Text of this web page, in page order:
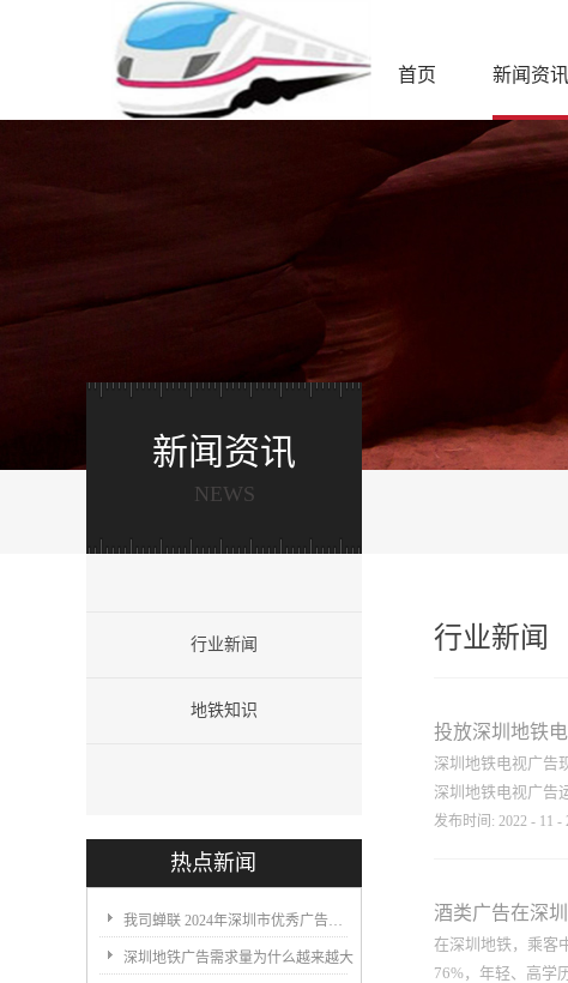
首页 新闻资讯
新闻资讯
NEWS
行业新闻
地铁知识
热点新闻
我司蝉联 2024年深圳市优秀广告企业奖
深圳地铁广告需求量为什么越来越大
行业新闻
投放深圳地铁
深圳地铁电视广告
深圳地铁电视广告
铁车厢内等位置2
术通过无线信号发
还是能保持稳定和
发布时间: 2022 - 11 -
酒类广告在深
在深圳地铁，乘客
76%，年轻、高学